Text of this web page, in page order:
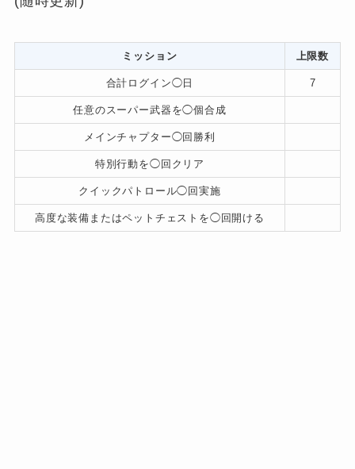
ミッション 上限数
合計ログイン◯日 7
任意のスーパー武器を◯個合成
メインチャプター◯回勝利
特別行動を◯回クリア
クイックパトロール◯回実施
高度な装備またはペットチェストを◯回開ける